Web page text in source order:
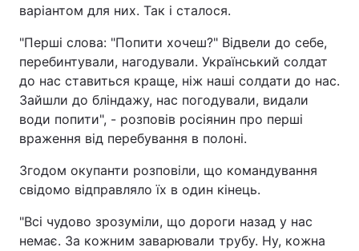
варіантом для них. Так і сталося.
"Перші слова: "Попити хочеш?" Відвели до себе,
перебинтували, нагодували. Український солдат
до нас ставиться краще, ніж наші солдати до нас.
Зайшли до бліндажу, нас погодували, видали
води попити", - розповів росіянин про перші
враження від перебування в полоні.
Згодом окупанти розповіли, що командування
свідомо відправляло їх в один кінець.
"Всі чудово зрозуміли, що дороги назад у нас
немає. За кожним заварювали трубу. Ну, кожна